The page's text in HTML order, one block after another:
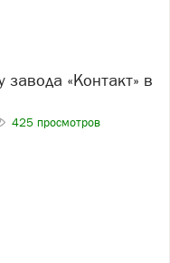
425 просмотров